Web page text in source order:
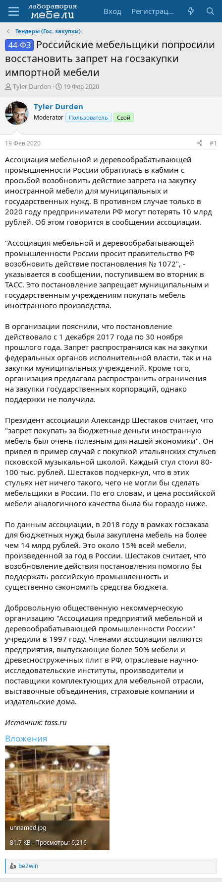
Вход Регистрация
Тендеры (Гос. закупки)
44-ФЗ
Российские мебельщики попросили
восстановить запрет на госзакупки
импортной мебели
А
т
о
р
т
е
м
ы
Tyler Durden
Д
т
а
н
а
л
19 Фев 2020
Tyler Durden
Moderator Пользователь Свой
19 Фев 2020 #1
Ассоциация мебельной и деревообрабатывающей
промышленности России обратилась в кабмин с
просьбой возобновить действие запрета на закупку
иностранной мебели для муниципальных и
государственных нужд. В противном случае только в
2020 году предприниматели РФ могут потерять 10 млрд
рублей. Об этом говорится в сообщении ассоциации.
"Ассоциация мебельной и деревообрабатывающей
промышленности России просит правительство РФ
возобновить действие постановления № 1072", -
указывается в сообщении, поступившем во вторник в
ТАСС. Это постановление запрещает муниципальным и
государственным учреждениям покупать мебель
иностранного производства.
В организации пояснили, что постановление
действовало с 1 декабря 2017 года по 30 ноября
прошлого года. Запрет распространялся как на закупки
федеральных органов исполнительной власти, так и на
закупки муниципальных учреждений. Кроме того,
организация предлагала распространить ограничения
на закупки государственных корпораций, однако
поддержки не получила.
Президент ассоциации Александр Шестаков считает, что
"запрет покупать за бюджетные деньги иностранную
мебель был очень полезным для нашей экономики". Он
привел в пример случай с покупкой итальянских стульев
псковской музыкальной школой. Каждый стул стоил 80-
100 тыс. рублей. Шестаков подчеркнул, что в этих
стульях нет ничего такого, чего не могли бы сделать
мебельщики в России. По его словам, и цена российской
мебели аналогичного качества была бы гораздо ниже.
По данным ассоциации, в 2018 году в рамках госзаказа
для бюджетных нужд была закуплена мебель на более
чем 14 млрд рублей. Это около 15% всей мебели,
произведенной за год в России. Шестаков считает, что
возобновление действия постановления помогло бы
поддержать российскую промышленность и
существенно сэкономить средства бюджета.
Добровольную общественную некоммерческую
организацию "Ассоциация предприятий мебельной и
деревообрабатывающей промышленности России"
учредили в 1997 году. Членами ассоциации являются
предприятия, выпускающие более 50% мебели и
древесностружечных плит в РФ, отраслевые научно-
исследовательские институты, производители и
поставщики комплектующих для мебельной отрасли,
выставочные объединения, страховые компании и
издательские дома.
Источник: tass.ru
Вложения
unnamed.jpg
81.7 KB · Просмотры: 6,216
Р
е
be2win